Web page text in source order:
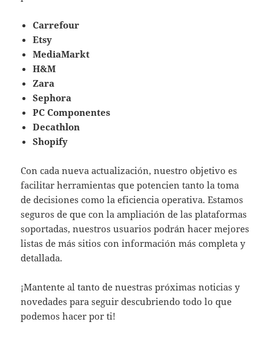
Carrefour
Etsy
MediaMarkt
H&M
Zara
Sephora
PC Componentes
Decathlon
Shopify
Con cada nueva actualización, nuestro objetivo es
facilitar herramientas que potencien tanto la toma
de decisiones como la eficiencia operativa. Estamos
seguros de que con la ampliación de las plataformas
soportadas, nuestros usuarios podrán hacer mejores
listas de más sitios con información más completa y
detallada.
¡Mantente al tanto de nuestras próximas noticias y
novedades para seguir descubriendo todo lo que
podemos hacer por ti!